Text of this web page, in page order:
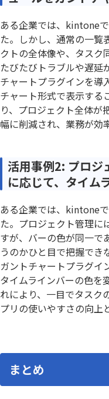
ある企業では、kintone
た。しかし、通常の一覧
クトの全体像や、タスク
たびたびトラブルや遅延
チャートプラグインを導
チャート形式で表示する
り、プロジェクト全体が
幅に削減され、業務が効
活用事例2: プロジ
に応じて、タイム
ある企業では、kintone
た。プロジェクト管理に
すが、バーの色が同一で
うのかひと目で把握でき
ガントチャートプラグイ
タイムラインバーの色を
れにより、一目でタスク
プリの使いやすさの向上
まとめ